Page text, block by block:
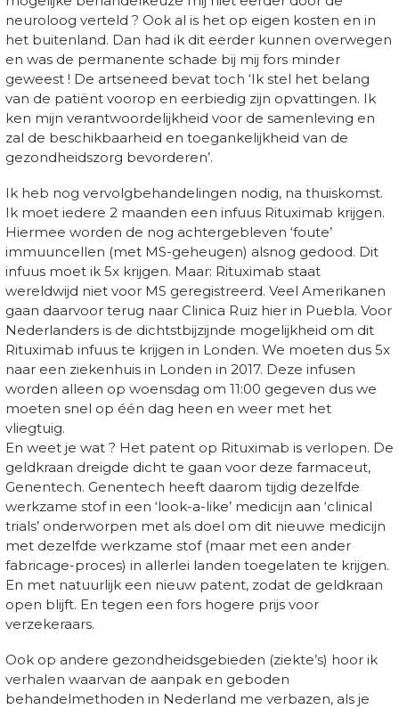
neuroloog verteld ? Ook al is het op eigen kosten en in
het buitenland. Dan had ik dit eerder kunnen overwegen
en was de permanente schade bij mij fors minder
geweest ! De artseneed bevat toch ‘Ik stel het belang
van de patiënt voorop en eerbiedig zijn opvattingen. Ik
ken mijn verantwoordelijkheid voor de samenleving en
zal de beschikbaarheid en toegankelijkheid van de
gezondheidszorg bevorderen’.
Ik heb nog vervolgbehandelingen nodig, na thuiskomst.
Ik moet iedere 2 maanden een infuus Rituximab krijgen.
Hiermee worden de nog achtergebleven ‘foute’
immuuncellen (met MS-geheugen) alsnog gedood. Dit
infuus moet ik 5x krijgen. Maar: Rituximab staat
wereldwijd niet voor MS geregistreerd. Veel Amerikanen
gaan daarvoor terug naar Clinica Ruiz hier in Puebla. Voor
Nederlanders is de dichtstbijzijnde mogelijkheid om dit
Rituximab infuus te krijgen in Londen. We moeten dus 5x
naar een ziekenhuis in Londen in 2017. Deze infusen
worden alleen op woensdag om 11:00 gegeven dus we
moeten snel op één dag heen en weer met het
vliegtuig.
En weet je wat ? Het patent op Rituximab is verlopen. De
geldkraan dreigde dicht te gaan voor deze farmaceut,
Genentech. Genentech heeft daarom tijdig dezelfde
werkzame stof in een ‘look-a-like’ medicijn aan ‘clinical
trials’ onderworpen met als doel om dit nieuwe medicijn
met dezelfde werkzame stof (maar met een ander
fabricage-proces) in allerlei landen toegelaten te krijgen.
En met natuurlijk een nieuw patent, zodat de geldkraan
open blijft. En tegen een fors hogere prijs voor
verzekeraars.
Ook op andere gezondheidsgebieden (ziekte’s) hoor ik
verhalen waarvan de aanpak en geboden
behandelmethoden in Nederland me verbazen, als je